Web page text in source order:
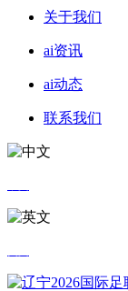
关于我们
ai资讯
ai动态
联系我们